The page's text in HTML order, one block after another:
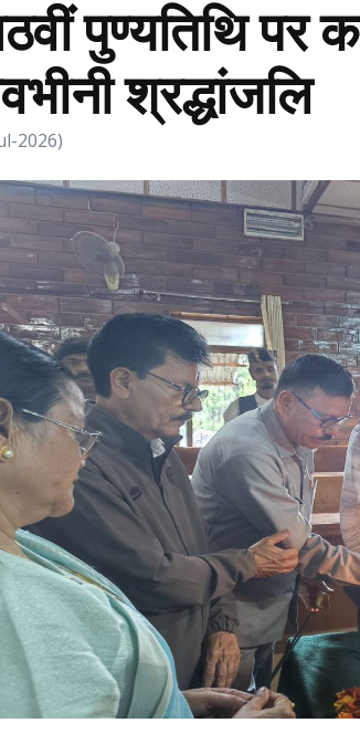
पुण्यतिथि पर
श्रद्धांजलि
2026)